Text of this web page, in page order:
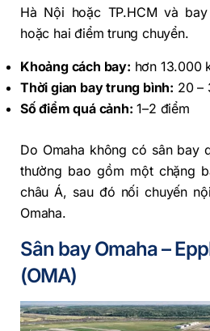
Hà Nội hoặc TP.HCM và
hoặc hai điểm trung chuyển.
Khoảng cách bay: hơn 13.000
Thời gian bay trung bình: 20 –
Số điểm quá cảnh: 1–2 điểm
Do Omaha không có sân bay
thường bao gồm một chặng
châu Á, sau đó nối chuyến
Omaha.
Sân bay Omaha –
(OMA)